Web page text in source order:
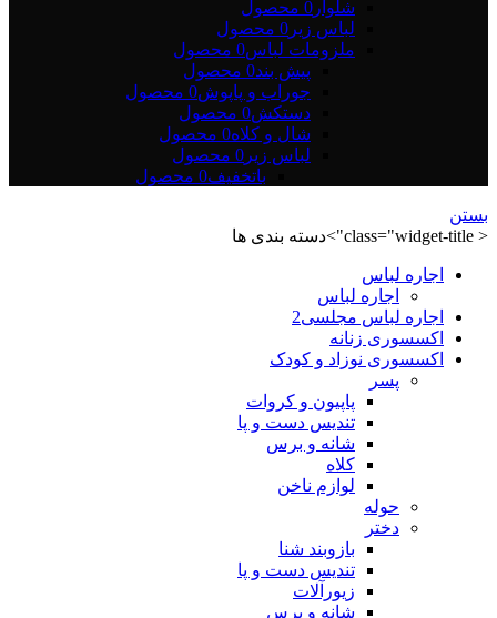
شلوار 0 محصول
لباس زیر 0 محصول
ملزومات لباس0 محصول
پیش بند0 محصول
جوراب و پاپوش0 محصول
دستکش0 محصول
شال و کلاه0 محصول
لباس زیر 0 محصول
باتخفیف0 محصول
بستن
< class="widget-title">دسته بندی ها
اجاره لباس
اجاره لباس
اجاره لباس مجلسی2
اکسسوری زنانه
اکسسوری نوزاد و کودک
پسر
پاپیون و کروات
تندیس دست و پا
شانه و برس
کلاه
لوازم ناخن
حوله
دختر
بازوبند شنا
تندیس دست و پا
زیورآلات
شانه و برس